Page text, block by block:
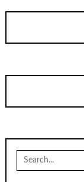
Search
for: